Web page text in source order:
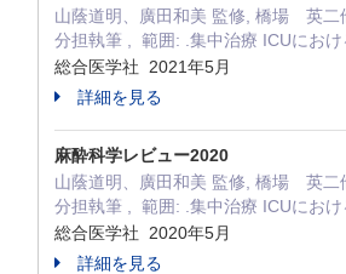
山蔭道明、廣田和美 監修, 橋場 英二
分担執筆 , 範囲: .集中治療 ICUにおけ
総合医学社 2021年5月
詳細を見る
麻酔科学レビュー2020
山蔭道明、廣田和美 監修, 橋場 英二
分担執筆 , 範囲: .集中治療 ICUにおけ
総合医学社 2020年5月
詳細を見る